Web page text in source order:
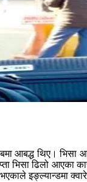
आबद्ध थिए। भिसा
भिसा ढिलो
इङ्ल्यान्डमा